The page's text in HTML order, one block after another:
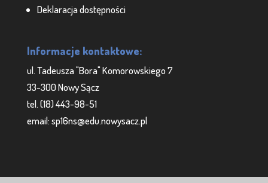
Deklaracja dostępności
Informacje kontaktowe:
ul. Tadeusza "Bora" Komorowskiego 7
33-300 Nowy Sącz
tel. (18) 443-98-51
email: sp16ns@edu.nowysacz.pl